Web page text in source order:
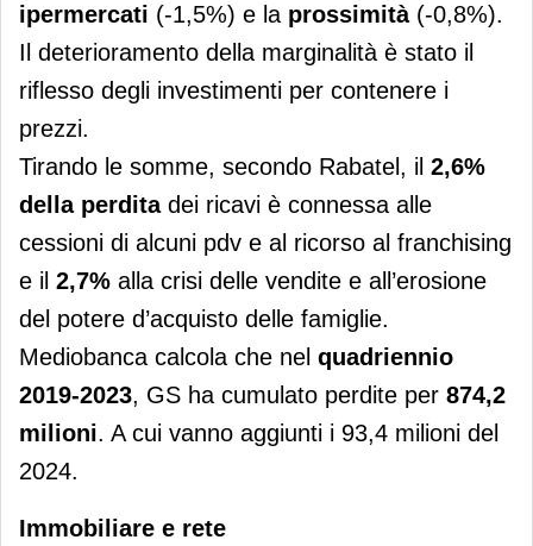
ipermercati (-1,5%) e la prossimità(-0,8%).
Il deterioramento della marginalità è stato il
riflesso degli investimenti per contenere i
prezzi.
Tirando le somme, secondo Rabatel, il 2,6%
della perditadei ricavi è connessa alle
cessioni di alcuni pdv e al ricorso al franchising
e il 2,7% alla crisi delle vendite e all’erosione
del potere d’acquisto delle famiglie.
Mediobanca calcola che nel quadriennio
2019-2023, GS ha cumulato perdite per 874,2
milioni. A cui vanno aggiunti i 93,4 milioni del
2024.
Immobiliare e rete